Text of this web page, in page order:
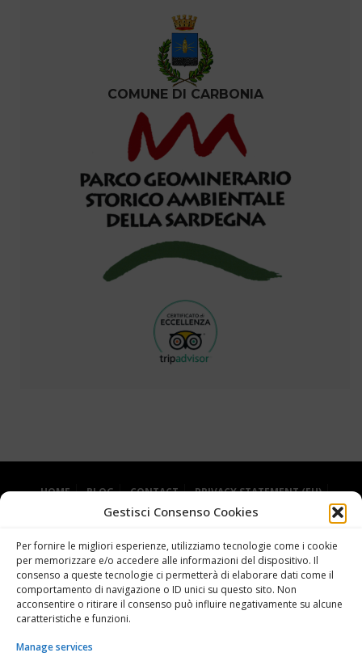
Gestisci Consenso Cookies
Per fornire le migliori esperienze, utilizziamo tecnologie come i cookie
per memorizzare e/o accedere alle informazioni del dispositivo. Il
consenso a queste tecnologie ci permetterà di elaborare dati come il
comportamento di navigazione o ID unici su questo sito. Non
acconsentire o ritirare il consenso può influire negativamente su alcune
caratteristiche e funzioni.
Manage services
COMUNE DI CARBONIA
HOME BLOG CONTACT
PRIVACY STATEMENT (EU)
COOKIE POLICY (EU)
Grande Miniera di Serbariu - 09013 Carbonia SU